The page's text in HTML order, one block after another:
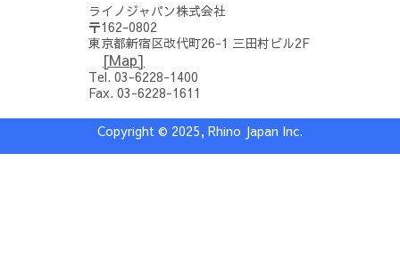
ライノジャパン株式会社
〒162-0802
東京都新宿区改代町26-1 三田村ビル2F
[Map]
Tel. 03-6228-1400
Fax. 03-6228-1611
Copyright © 2025, Rhino Japan Inc.